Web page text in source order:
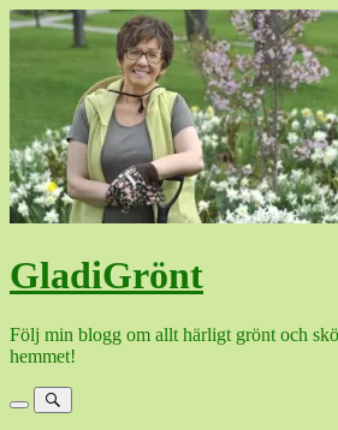
Hoppa
GladiGrönt
Följ min blogg om allt härligt grönt och
hemmet!
MenySök